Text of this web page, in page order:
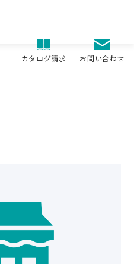
カタログ請求 お問い合わせ